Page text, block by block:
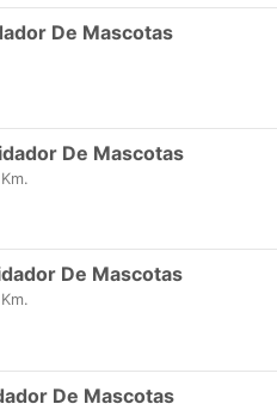
De Mascotas
De Mascotas
Km.
De Mascotas
Km.
De Mascotas